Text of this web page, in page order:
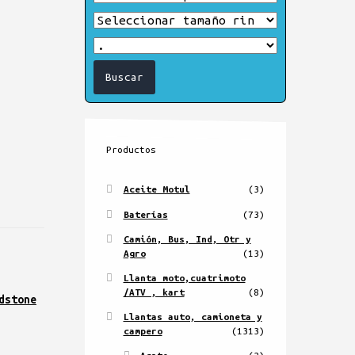
Productos
Aceite Motul (3)
Baterías (73)
Camión, Bus, Ind, Otr y
Agro
(13)
Llanta moto,cuatrimoto
/ATV , kart
(8)
Llantas auto, camioneta y
campero
(1313)